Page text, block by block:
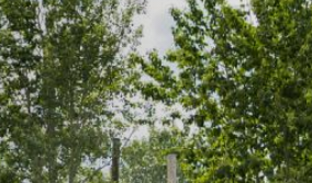
privés et spéciaux
Nous joindre